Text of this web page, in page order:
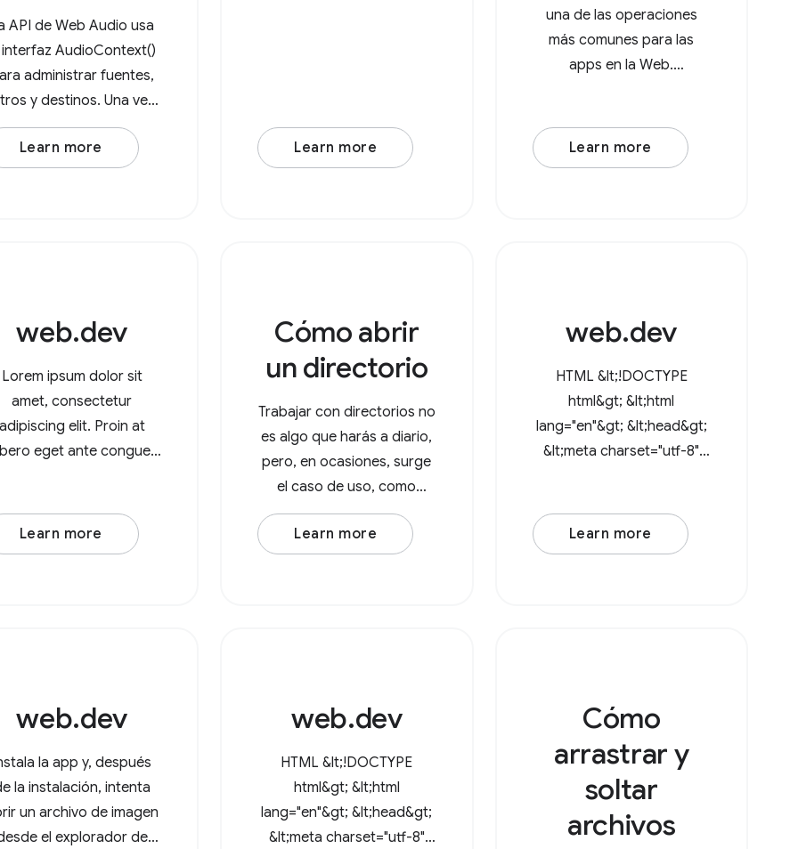
API de Web Audio usa
interfaz AudioContext()
administrar fuentes,
y destinos. Una vez
que creaste un nuevo
AudioContext(), crea un
Learn more Learn more
una de las operaciones
más comunes para las
apps en la Web.
archivo, realizar algunos
cambios y, luego, volver a
Learn more
web.dev
Lorem ipsum dolor sit
amet, consectetur
adipiscing elit. Proin at
eget ante congue
et posuere eu,
sed lorem. Lorem
Learn more
Cómo abrir
un directorio
Trabajar con directorios no
es algo que harás a diario,
pero, en ocasiones, surge
el caso de uso, como
querer procesar todas las
imágenes de un directorio.
Learn more
web.dev
HTML &lt;!DOCTYPE
html&gt; &lt;html
lang="en"&gt; &lt;head&gt;
&lt;meta charset="utf-8"
content="width=device-
width, initial-scale=1" /&gt;
Learn more
web.dev
la app y, después
la instalación, intenta
un archivo de imagen
el explorador de
web.dev
HTML &lt;!DOCTYPE
html&gt; &lt;html
lang="en"&gt; &lt;head&gt;
&lt;meta charset="utf-8"
Cómo
arrastrar y
soltar
archivos